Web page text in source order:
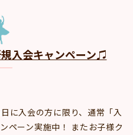
入会キャンペーン♫
に入会の方に限り、通常「入
ペーン実施中！ またお子様ク